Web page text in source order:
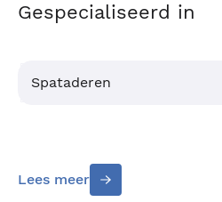
Gespecialiseerd in
Spataderen
Lees meer